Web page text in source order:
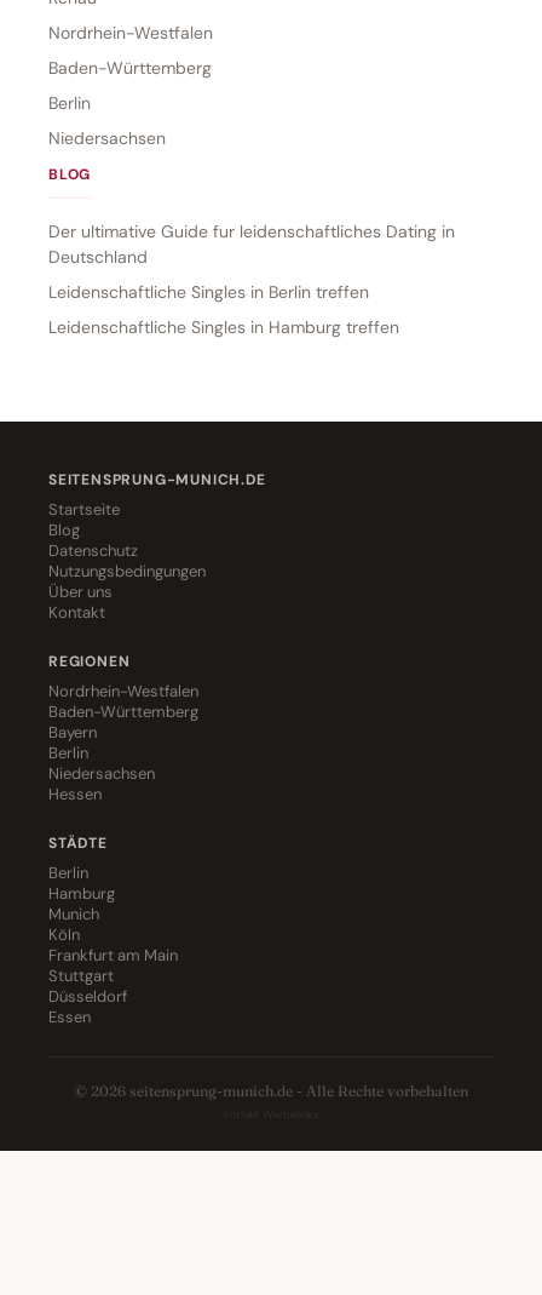
Nordrhein-Westfalen
Baden-Württemberg
Berlin
Niedersachsen
BLOG
Der ultimative Guide fur leidenschaftliches Dating in
Deutschland
Leidenschaftliche Singles in Berlin treffen
Leidenschaftliche Singles in Hamburg treffen
SEITENSPRUNG-MUNICH.DE
Startseite
Blog
Datenschutz
Nutzungsbedingungen
Über uns
Kontakt
REGIONEN
Nordrhein-Westfalen
Baden-Württemberg
Bayern
Berlin
Niedersachsen
Hessen
STÄDTE
Berlin
Hamburg
Munich
Köln
Frankfurt am Main
Stuttgart
Düsseldorf
Essen
© 2026 seitensprung-munich.de - Alle Rechte vorbehalten